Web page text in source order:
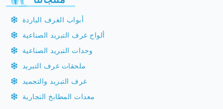
أبواب الغرف الباردة
ألواح غرف التبريد الصناعية
وحدات التبريد الصناعية
ملحقات غرف التبريد
غرف التبريد والتجميد
معدات المطابخ التجارية